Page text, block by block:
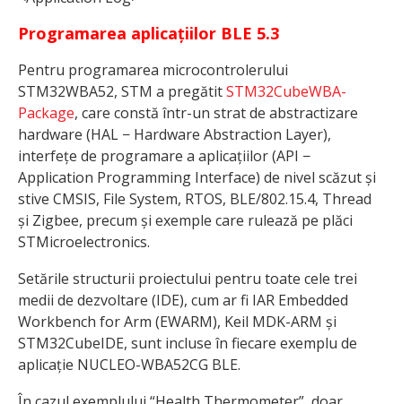
Programarea aplicațiilor BLE 5.3
Pentru programarea microcontrolerului
STM32WBA52, STM a pregătitSTM32CubeWBA-
Package, care constă într-un strat de abstractizare
hardware (HAL − Hardware Abstraction Layer),
interfețe de programare a aplicațiilor (API −
Application Programming Interface) de nivel scăzut și
stive CMSIS, File System, RTOS, BLE/802.15.4, Thread
și Zigbee, precum și exemple care rulează pe plăci
STMicroelectronics.
Setările structurii proiectului pentru toate cele trei
medii de dezvoltare (IDE), cum ar fi IAR Embedded
Workbench for Arm (EWARM), Keil MDK-ARM și
STM32CubeIDE, sunt incluse în fiecare exemplu de
aplicație NUCLEO-WBA52CG BLE.